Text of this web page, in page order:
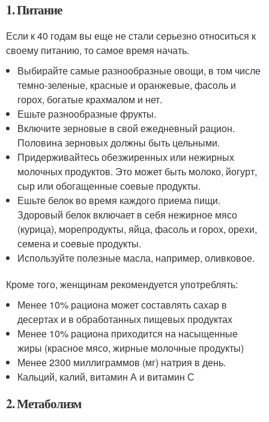
1. Питание
Если к 40 годам вы еще не стали серьезно относиться к
своему питанию, то самое время начать.
Выбирайте самые разнообразные овощи, в том числе
темно-зеленые, красные и оранжевые, фасоль и
горох, богатые крахмалом и нет.
Ешьте разнообразные фрукты.
Включите зерновые в свой ежедневный рацион.
Половина зерновых должны быть цельными.
Придерживайтесь обезжиренных или нежирных
молочных продуктов. Это может быть молоко, йогурт,
сыр или обогащенные соевые продукты.
Ешьте белок во время каждого приема пищи.
Здоровый белок включает в себя нежирное мясо
(курица), морепродукты, яйца, фасоль и горох, орехи,
семена и соевые продукты.
Используйте полезные масла, например, оливковое.
Кроме того, женщинам рекомендуется употреблять:
Менее 10% рациона может составлять сахар в
десертах и в обработанных пищевых продуктах
Менее 10% рациона приходится на насыщенные
жиры (красное мясо, жирные молочные продукты)
Менее 2300 миллиграммов (мг) натрия в день.
Кальций, калий, витамин А и витамин С
2. Метаболизм